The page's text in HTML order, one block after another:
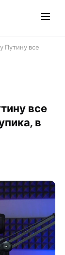
Путину все
все
в